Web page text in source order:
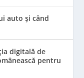
auto și când
digitală de
pentru